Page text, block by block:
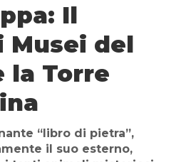
: Il
Musei del
la Torre
“libro di pietra”,
il suo esterno,